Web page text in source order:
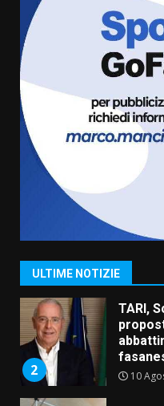
ULTIME NOTIZIE
grande
Santis
8
giusta”
8
1
porto
voce
2
TARI,
10